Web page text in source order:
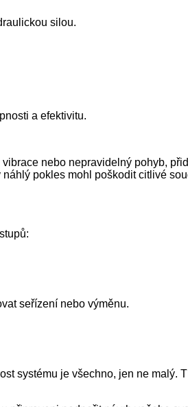
silou.
a efektivitu.
nebo nepravidelný pohyb,
pokles mohl poškodit citlivé
seřízení nebo výměnu.
systému je všechno, jen ne malý.